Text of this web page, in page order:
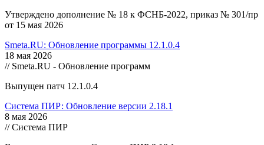
Утверждено дополнение № 18 к ФСНБ-2022, приказ № 301/пр
от 15 мая 2026
Smeta.RU: Обновление программы 12.1.0.4
18 мая 2026
// Smeta.RU - Обновление программ
Выпущен патч 12.1.0.4
Система ПИР: Обновление версии 2.18.1
8 мая 2026
// Система ПИР